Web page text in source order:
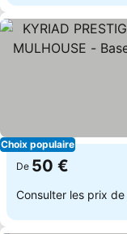
Choix populaire
De 50 €
Consulter les prix de